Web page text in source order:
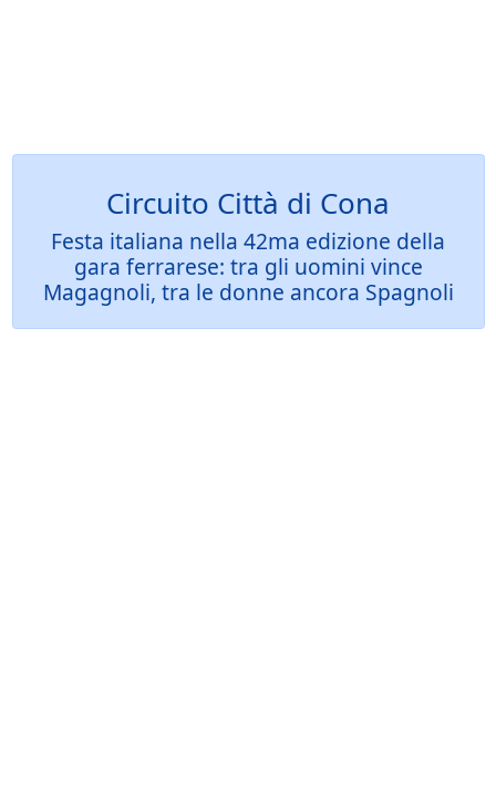
Circuito Città di Cona
Festa italiana nella 42ma edizione della
gara ferrarese: tra gli uomini vince
Magagnoli, tra le donne ancora Spagnoli